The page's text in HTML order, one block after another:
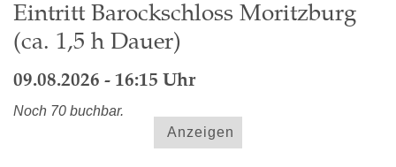
Eintritt Barockschloss Moritzburg
(ca. 1,5 h Dauer)
09.08.2026 - 16:15 Uhr
Noch 70 buchbar.
Anzeigen